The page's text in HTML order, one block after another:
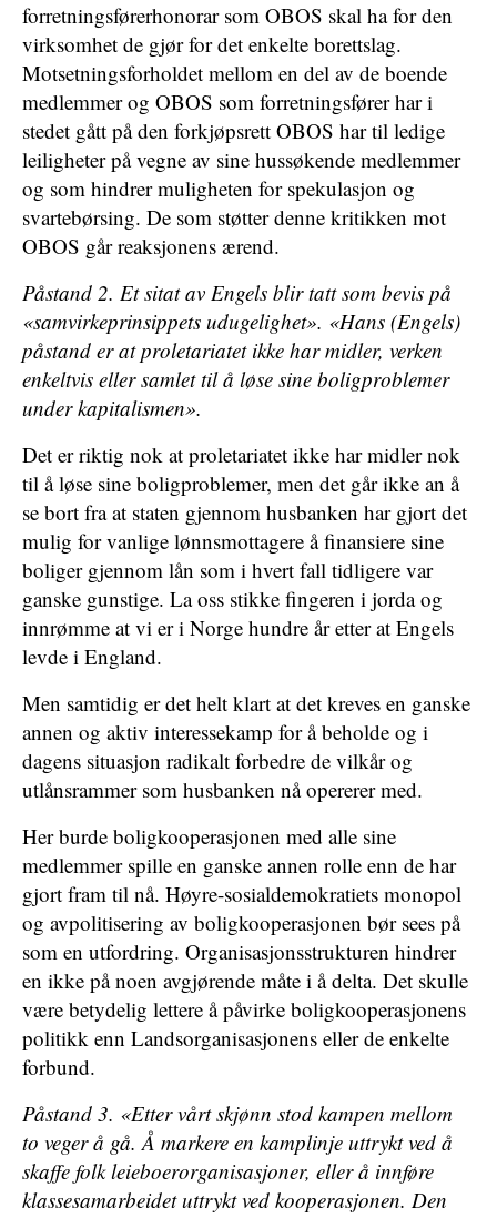
forretningsførerhonorar som OBOS skal ha for den
virksomhet de gjør for det enkelte borettslag.
Motsetningsforholdet mellom en del av de boende
medlemmer og OBOS som forretningsfører har i
stedet gått på den forkjøpsrett OBOS har til ledige
leiligheter på vegne av sine hussøkende medlemmer
og som hindrer muligheten for spekulasjon og
svartebørsing. De som støtter denne kritikken mot
OBOS går reaksjonens ærend.
Påstand 2. Et sitat av Engels blir tatt som bevis på
«samvirkeprinsippets udugelighet». «Hans (Engels)
påstand er at proletariatet ikke har midler, verken
enkeltvis eller samlet til å løse sine boligproblemer
under kapitalismen».
Det er riktig nok at proletariatet ikke har midler nok
til å løse sine boligproblemer, men det går ikke an å
se bort fra at staten gjennom husbanken har gjort det
mulig for vanlige lønnsmottagere å finansiere sine
boliger gjennom lån som i hvert fall tidligere var
ganske gunstige. La oss stikke fingeren i jorda og
innrømme at vi er i Norge hundre år etter at Engels
levde i England.
Men samtidig er det helt klart at det kreves en ganske
annen og aktiv interessekamp for å beholde og i
dagens situasjon radikalt forbedre de vilkår og
utlånsrammer som husbanken nå opererer med.
Her burde boligkooperasjonen med alle sine
medlemmer spille en ganske annen rolle enn de har
gjort fram til nå. Høyre-sosialdemokratiets monopol
og avpolitisering av boligkooperasjonen bør sees på
som en utfordring. Organisasjonsstrukturen hindrer
en ikke på noen avgjørende måte i å delta. Det skulle
være betydelig lettere å påvirke boligkooperasjonens
politikk enn Landsorganisasjonens eller de enkelte
forbund.
Påstand 3. «Etter vårt skjønn stod kampen mellom
to veger å gå. Å markere en kamplinje uttrykt ved å
skaffe folk leieboerorganisasjoner, eller å innføre
klassesamarbeidet uttrykt ved kooperasjonen. Den